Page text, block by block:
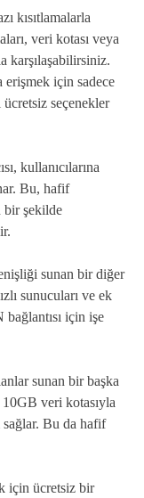
kısıtlamalarla
veri kotası veya
karşılaşabilirsiniz.
için sadece
ücretsiz seçenekler
kullanıcılarına
Bu, hafif
bir şekilde
sunan bir diğer
sunucuları ve ek
için işe
sunan bir başka
10GB veri kotasıyla
Bu da hafif
için ücretsiz bir